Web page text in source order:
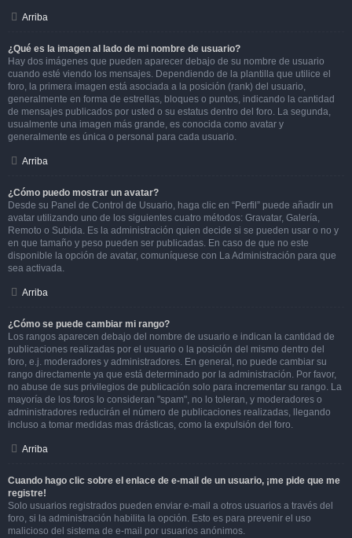
Arriba
¿Qué es la imagen al lado de mi nombre de usuario?
Hay dos imágenes que pueden aparecer debajo de su nombre de usuario
cuando esté viendo los mensajes. Dependiendo de la plantilla que utilice el
foro, la primera imagen está asociada a la posición (rank) del usuario,
generalmente en forma de estrellas, bloques o puntos, indicando la cantidad
de mensajes publicados por usted o su estatus dentro del foro. La segunda,
usualmente una imagen más grande, es conocida como avatar y
generalmente es única o personal para cada usuario.
Arriba
¿Cómo puedo mostrar un avatar?
Desde su Panel de Control de Usuario, haga clic en “Perfil” puede añadir un
avatar utilizando uno de los siguientes cuatro métodos: Gravatar, Galería,
Remoto o Subida. Es la administración quien decide si se pueden usar o no y
en que tamaño y peso pueden ser publicadas. En caso de que no este
disponible la opción de avatar, comuníquese con La Administración para que
sea activada.
Arriba
¿Cómo se puede cambiar mi rango?
Los rangos aparecen debajo del nombre de usuario e indican la cantidad de
publicaciones realizadas por el usuario o la posición del mismo dentro del
foro, e.j. moderadores y administradores. En general, no puede cambiar su
rango directamente ya que está determinado por la administración. Por favor,
no abuse de sus privilegios de publicación solo para incrementar su rango. La
mayoría de los foros lo consideran "spam", no lo toleran, y moderadores o
administradores reducirán el número de publicaciones realizadas, llegando
incluso a tomar medidas mas drásticas, como la expulsión del foro.
Arriba
Cuando hago clic sobre el enlace de e-mail de un usuario, ¡me pide que me
registre!
Solo usuarios registrados pueden enviar e-mail a otros usuarios a través del
foro, si la administración habilita la opción. Esto es para prevenir el uso
malicioso del sistema de e-mail por usuarios anónimos.